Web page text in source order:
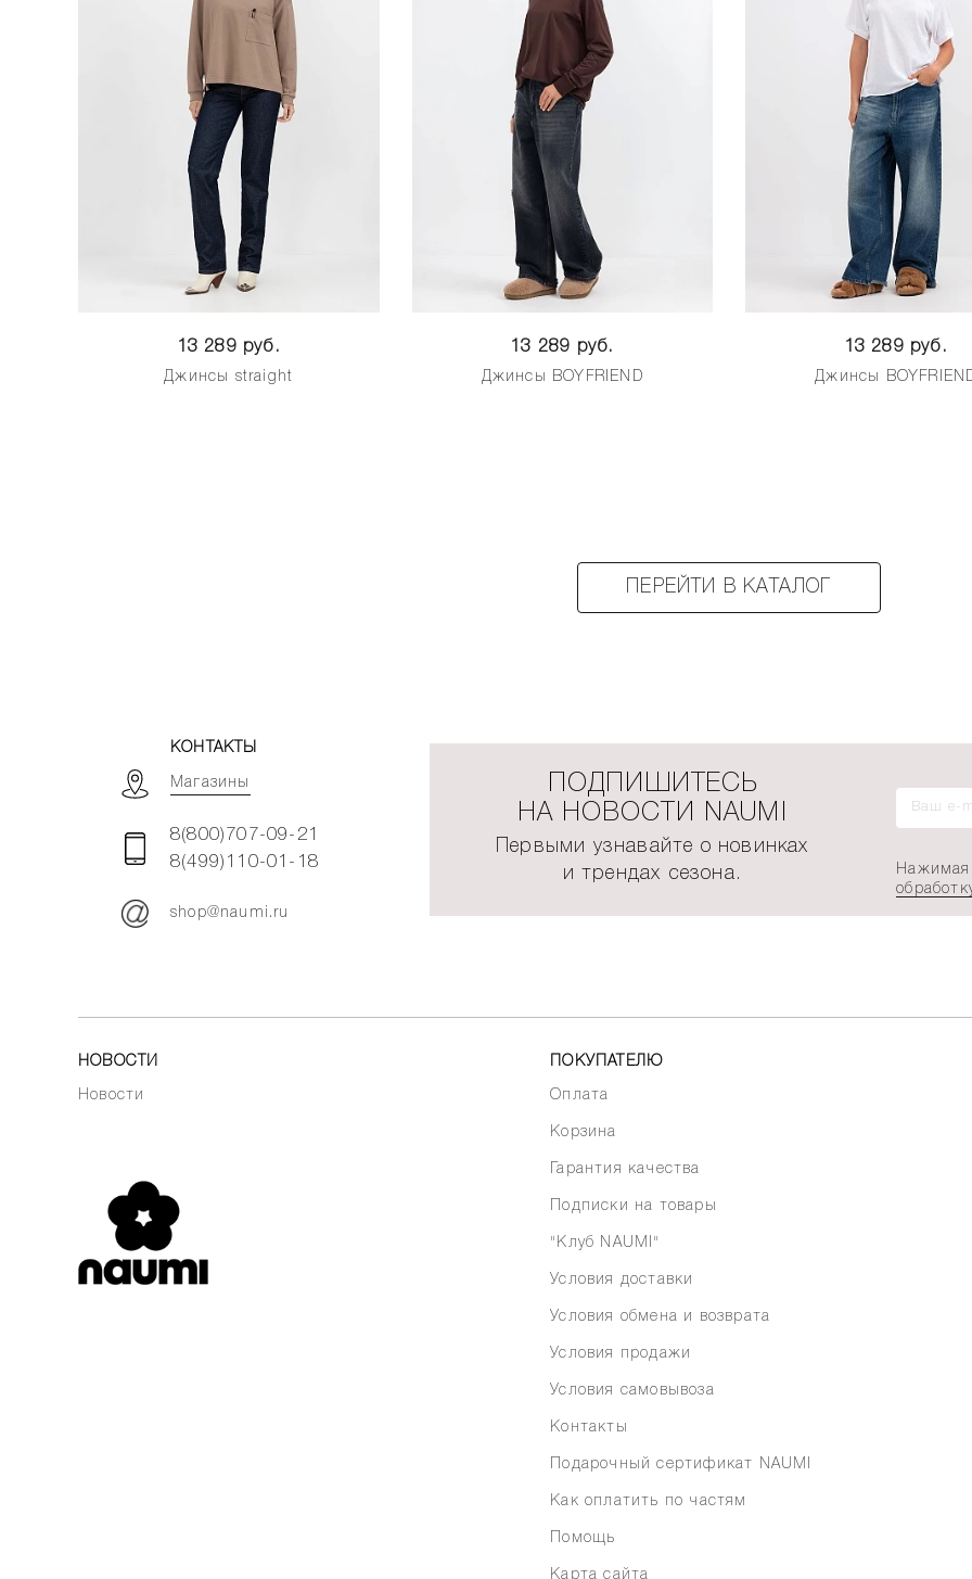
13 289 руб.
Джинсы straight
13 289 руб.
Джинсы BOYFRIEND
13 289 руб.
Джинсы
ПЕРЕЙТИ В КАТАЛОГ
КОНТАКТЫ
Магазины
8(800)707-09-21
8(499)110-01-18
shop@naumi.ru
ПОДПИШИТЕСЬ
НА НОВОСТИ NAUMI
Первыми узнавайте о новинках
и трендах сезона.
Нажимая
НОВОСТИ
Новости
ПОКУПАТЕЛЮ
Оплата
Корзина
Гарантия качества
Подписки на товары
"Клуб NAUMI"
Условия доставки
Условия обмена и возврата
Условия продажи
Условия самовывоза
Контакты
Подарочный сертификат NAUMI
Как оплатить по частям
Помощь
Карта сайта